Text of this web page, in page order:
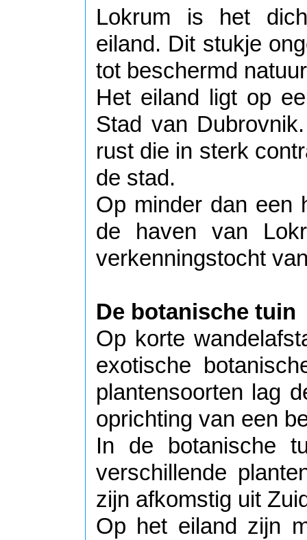
Lokrum is het
eiland. Dit stukje
tot beschermd
Het eiland ligt op
Stad van
rust die in sterk
de stad.
Op minder dan een
de haven van
verkenningstocht
De botanische tuin
Op korte
exotische
plantensoorten lag
oprichting van een
In de botanische
verschillende
zijn afkomstig uit
Op het eiland zijn